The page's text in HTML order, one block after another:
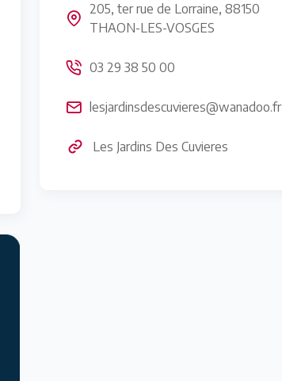
205, ter rue de Lorraine, 88150
THAON-LES-VOSGES
03 29 38 50 00
lesjardinsdescuvieres@wanadoo.fr
Les Jardins Des Cuvieres